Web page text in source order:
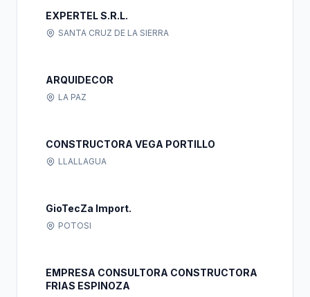
EXPERTEL S.R.L.
SANTA CRUZ DE LA SIERRA
ARQUIDECOR
LA PAZ
CONSTRUCTORA VEGA PORTILLO
LLALLAGUA
GioTecZa Import.
POTOSI
EMPRESA CONSULTORA CONSTRUCTORA
FRIAS ESPINOZA